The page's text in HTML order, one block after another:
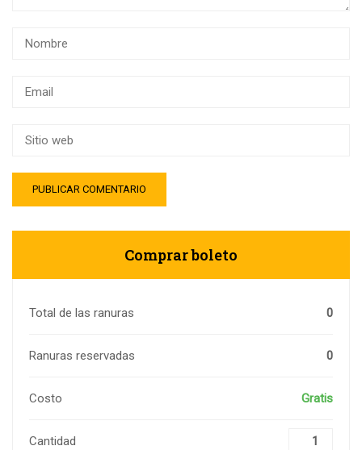
Comprar boleto
Total de las ranuras 0
Ranuras reservadas 0
Costo Gratis
Cantidad